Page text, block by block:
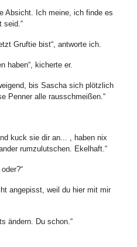
Absicht. Ich meine, ich finde es
seid.“
Gruftie bist“, antworte ich.
haben“, kicherte er.
bis Sascha sich plötzlich
Penner alle rausschmeißen.“
kuck sie dir an... , haben nix
rumzulutschen. Ekelhaft.“
angepisst, weil du hier mit mir
ändern. Du schon.“